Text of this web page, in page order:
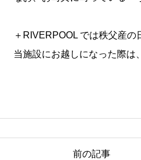
＋RIVERPOOL では秩父産の
当施設にお越しになった際は
前の記事